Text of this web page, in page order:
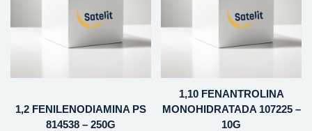
1,2 FENILENODIAMINA PS
814538 – 250G
1,10 FENANTROLINA
MONOHIDRATADA 107225 –
10G